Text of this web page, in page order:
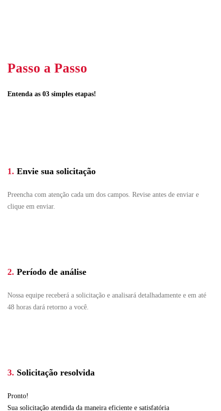
Passo a Passo
Entenda as 03 simples etapas!
1. Envie sua solicitação
Preencha com atenção cada um dos campos. Revise antes de enviar e
clique em enviar.
2. Período de análise
Nossa equipe receberá a solicitação e analisará detalhadamente e em até
48 horas dará retorno a você.
3. Solicitação resolvida
Pronto!
Sua solicitação atendida da maneira eficiente e satisfatória